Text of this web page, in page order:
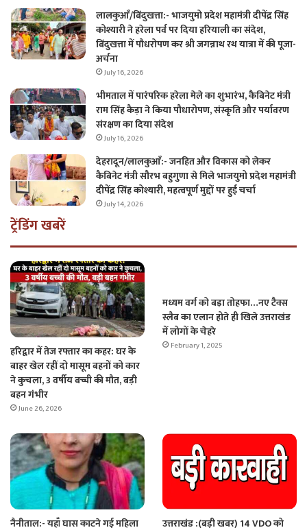
लालकुआँ/बिंदुखत्ता:- भाजयुमो प्रदेश महामंत्री दीपेंद्र सिंह
कोश्यारी ने हरेला पर्व पर दिया हरियाली का संदेश,
बिंदुखत्ता में पौधरोपण कर श्री जगन्नाथ रथ यात्रा में की पूजा-
अर्चना
July 16, 2026
भीमताल में पारंपरिक हरेला मेले का शुभारंभ, कैबिनेट मंत्री
राम सिंह कैड़ा ने किया पौधारोपण, संस्कृति और पर्यावरण
संरक्षण का दिया संदेश
July 16, 2026
देहरादून/लालकुआँ:- जनहित और विकास को लेकर
कैबिनेट मंत्री सौरभ बहुगुणा से मिले भाजयुमो प्रदेश महामंत्री
दीपेंद्र सिंह कोश्यारी, महत्वपूर्ण मुद्दों पर हुई चर्चा
July 14, 2026
ट्रेंडिंग खबरें
हरिद्वार में तेज रफ्तार का कहर: घर के
बाहर खेल रहीं दो मासूम बहनों को कार
ने कुचला, 3 वर्षीय बच्ची की मौत, बड़ी
बहन गंभीर
June 26, 2026
मध्यम वर्ग को बड़ा तोहफा…नए टैक्स
स्लैब का एलान होते ही खिले उत्तराखंड
में लोगों के चेहरे
February 1, 2025
नैनीताल:- यहाँ घास काटने गई महिला
उत्तराखंड :(बड़ी खबर) 14 VDO को